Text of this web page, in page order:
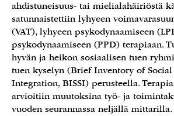
ahdistuneisuus- tai mielialahäiriöstä
satunnaistettiin lyhyeen
(VAT), lyhyeen psykodynaamiseen
psykodynaamiseen (PPD) terapiaan.
hyvän ja heikon sosiaalisen tuen
tuen kyselyn (Brief Inventory of
Integration, BISSI) perusteella.
arvioitiin muutoksina työ- ja
vuoden seurannassa neljällä mittarilla.